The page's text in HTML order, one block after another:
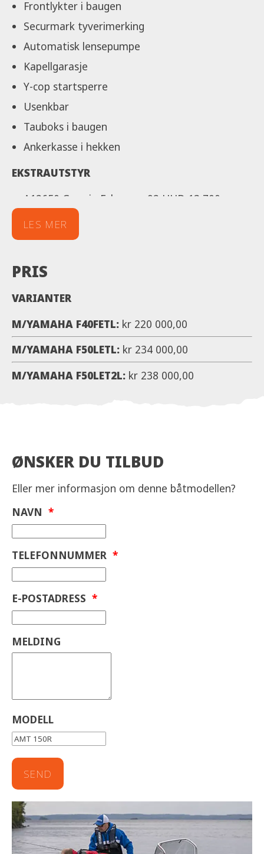
Frontlykter i baugen
Securmark tyverimerking
Automatisk lensepumpe
Kapellgarasje
Y-cop startsperre
Usenkbar
Tauboks i baugen
Ankerkasse i hekken
EKSTRAUTSTYR
A12650 Garmin Echomap 92 UHD 13 700
A10936 Kjøljern 3 700
A12995 Kalesje 12 100
A12996 Puter i baugen 5 500
A12997 Solseng/fiskeplattform 6 300
A12720 Elmotorfeste foran 3 900
A11442 Bunnstoff 7 200
Vi tar forbehold om skrivefeil i utstyrslisten. Priser
gjelder ved fabrikk montering, ved ettermontering
LES MER
PRIS
VARIANTER
M/YAMAHA F40FETL: kr 220 000,00
M/YAMAHA F50LETL: kr 234 000,00
M/YAMAHA F50LET2L: kr 238 000,00
ØNSKER DU TILBUD
Eller mer informasjon om denne båtmodellen?
NAVN *
TELEFONNUMMER *
E-POSTADRESS *
MELDING
MODELL